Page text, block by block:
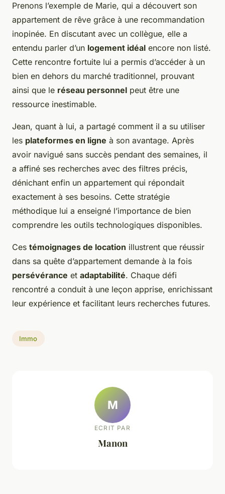
Prenons l’exemple de Marie, qui a découvert son
appartement de rêve grâce à une recommandation
inopinée. En discutant avec un collègue, elle a
entendu parler d’un logement idéal encore non listé.
Cette rencontre fortuite lui a permis d’accéder à un
bien en dehors du marché traditionnel, prouvant
ainsi que le réseau personnel peut être une
ressource inestimable.
Jean, quant à lui, a partagé comment il a su utiliser
les plateformes en ligne à son avantage. Après
avoir navigué sans succès pendant des semaines, il
a affiné ses recherches avec des filtres précis,
dénichant enfin un appartement qui répondait
exactement à ses besoins. Cette stratégie
méthodique lui a enseigné l’importance de bien
comprendre les outils technologiques disponibles.
Ces témoignages de location illustrent que réussir
dans sa quête d’appartement demande à la fois
persévérance et adaptabilité. Chaque défi
rencontré a conduit à une leçon apprise, enrichissant
leur expérience et facilitant leurs recherches futures.
Immo
M
ECRIT PAR
Manon